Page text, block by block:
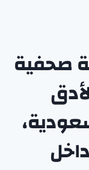
صحفية